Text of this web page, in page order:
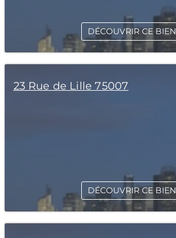
DÉCOUVRIR CE BIEN
23 Rue de Lille 75007
DÉCOUVRIR CE BIEN